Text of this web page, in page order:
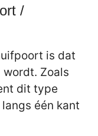
/
is dat
Zoals
dit type
één kant